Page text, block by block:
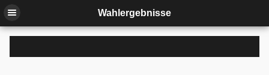
Wahlergebnisse